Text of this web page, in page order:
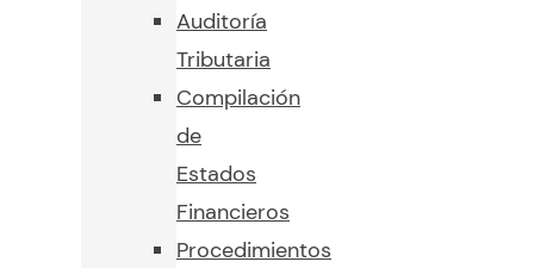
Auditoría
Tributaria
Compilación
de
Estados
Financieros
Procedimientos